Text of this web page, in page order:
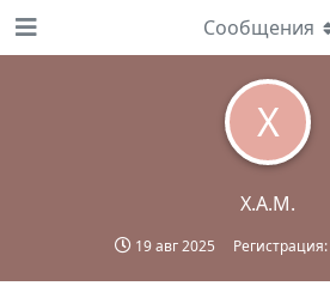
X
X.A.M.
19 авг 2025 Регистрация:
Сообщения